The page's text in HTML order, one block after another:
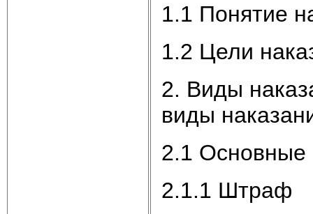
1.1 Понятие
1.2 Цели
2. Виды
виды
2.1 Основные
2.1.1 Штраф